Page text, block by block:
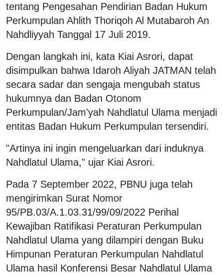
tentang Pengesahan Pendirian Badan Hukum
Perkumpulan Ahlith Thoriqoh Al Mutabaroh An
Nahdliyyah Tanggal 17 Juli 2019.
Dengan langkah ini, kata Kiai Asrori, dapat
disimpulkan bahwa Idaroh Aliyah JATMAN telah
secara sadar dan sengaja mengubah status
hukumnya dan Badan Otonom
Perkumpulan/Jam'yah Nahdlatul Ulama menjadi
entitas Badan Hukum Perkumpulan tersendiri.
"Artinya ini ingin mengeluarkan dari induknya
Nahdlatul Ulama," ujar Kiai Asrori.
Pada 7 September 2022, PBNU juga telah
mengirimkan Surat Nomor
95/PB.03/A.1.03.31/99/09/2022 Perihal
Kewajiban Ratifikasi Peraturan Perkumpulan
Nahdlatul Ulama yang dilampiri dengan Buku
Himpunan Peraturan Perkumpulan Nahdlatul
Ulama hasil Konferensi Besar Nahdlatul Ulama